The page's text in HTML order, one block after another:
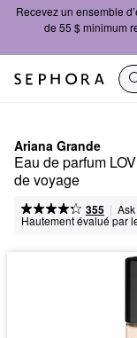
Recevez un ensemble
de 55 $ minimum
Ariana Grande
Eau de parfum
de voyage
355 |
Hautement évalué par